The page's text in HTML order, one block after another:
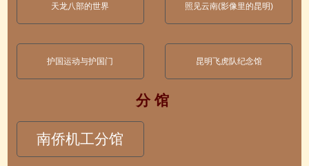
天龙八部的世界 照见云南(影像里的昆明)
护国运动与护国门 昆明飞虎队纪念馆
分 馆
南侨机工分馆